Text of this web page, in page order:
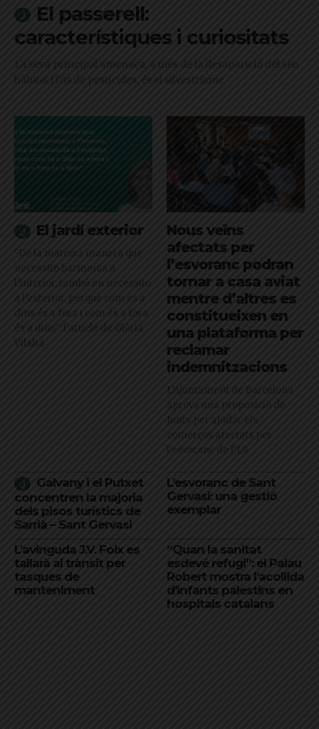
El passerell:
característiques i curiositats
La seva principal amenaça, a més de la desaparició del seu
hàbitat i l'ús de pesticides, és el silvestrisme
El jardí exterior
"De la mateixa manera que
necessito harmonia a
l’interior, també en necessito
a l’exterior, perquè com és a
dins és a fora i com és a fora
és a dins": l'article de Glòria
Vilalta
Nous veïns
afectats per
l’esvoranc podran
tornar a casa aviat
mentre d’altres es
constitueixen en
una plataforma per
reclamar
indemnitzacions
L’Ajuntament de Barcelona
aprova una proposició de
Junts per ajudar els
comerços afectats per
l'esvoranc de l'L9
Galvany i el Putxet
concentren la majoria
dels pisos turístics de
Sarrià – Sant Gervasi
L’esvoranc de Sant
Gervasi: una gestió
exemplar
L’avinguda J.V. Foix es
tallarà al trànsit per
tasques de
manteniment
“Quan la sanitat
esdevé refugi”: el Palau
Robert mostra l’acollida
d’infants palestins en
hospitals catalans